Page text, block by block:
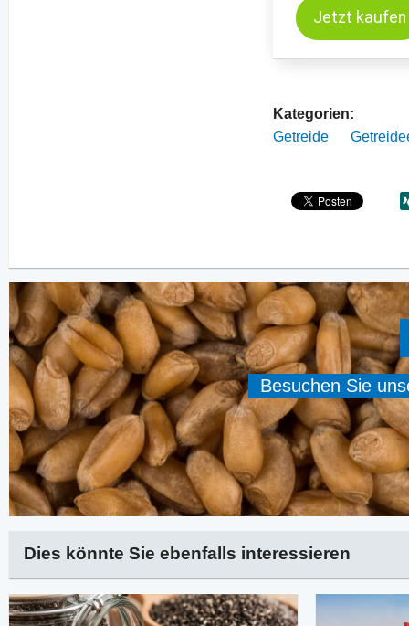
Jetzt kaufen
Kategorien:
Getreide
Besuchen Sie
Dies könnte Sie ebenfalls interessieren